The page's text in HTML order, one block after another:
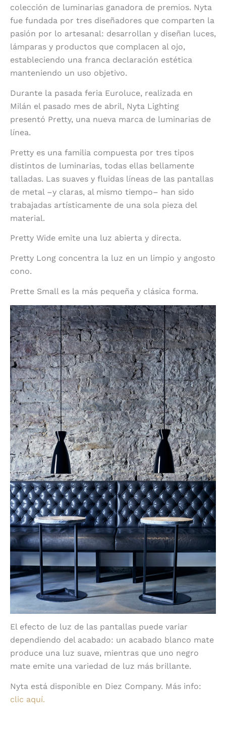
colección de luminarias ganadora de premios. Nyta
fue fundada por tres diseñadores que comparten la
pasión por lo artesanal: desarrollan y diseñan luces,
lámparas y productos que complacen al ojo,
estableciendo una franca declaración estética
manteniendo un uso objetivo.
Durante la pasada feria Euroluce, realizada en
Milán el pasado mes de abril, Nyta Lighting
presentó Pretty, una nueva marca de luminarias de
línea.
Pretty es una familia compuesta por tres tipos
distintos de luminarias, todas ellas bellamente
talladas. Las suaves y fluidas líneas de las pantallas
de metal –y claras, al mismo tiempo– han sido
trabajadas artísticamente de una sola pieza del
material.
Pretty Wide emite una luz abierta y directa.
Pretty Long concentra la luz en un limpio y angosto
cono.
Prette Small es la más pequeña y clásica forma.
El efecto de luz de las pantallas puede variar
dependiendo del acabado: un acabado blanco mate
produce una luz suave, mientras que uno negro
mate emite una variedad de luz más brillante.
Nyta está disponible en Diez Company. Más info:
clic aquí.